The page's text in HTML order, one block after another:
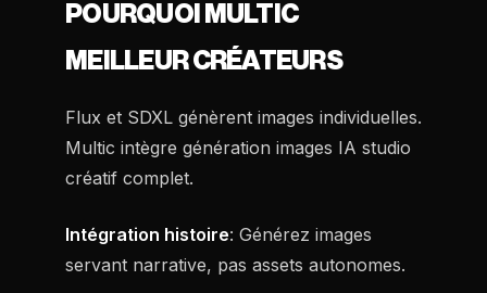
POURQUOI MULTIC
MEILLEUR CRÉATEURS
Flux et SDXL génèrent images individuelles.
Multic intègre génération images IA studio
créatif complet.
Intégration histoire: Générez images
servant narrative, pas assets autonomes.